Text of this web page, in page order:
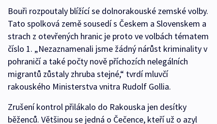
Bouři rozpoutaly blížící se dolnorakouské zemské volby.
Tato spolková země sousedí s Českem a Slovenskem a
strach z otevřených hranic je proto ve volbách tématem
číslo 1. „Nezaznamenali jsme žádný nárůst kriminality v
pohraničí a také počty nově příchozích nelegálních
migrantů zůstaly zhruba stejné,“ tvrdí mluvčí
rakouského Ministerstva vnitra Rudolf Gollia.
Zrušení kontrol přilákalo do Rakouska jen desítky
běženců. Většinou se jedná o Čečence, kteří už o azyl